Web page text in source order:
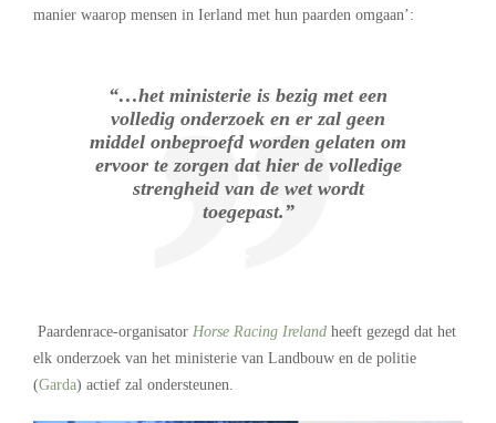
manier waarop mensen in Ierland met hun paarden omgaan’:
“…het ministerie is bezig met een
volledig onderzoek en er zal geen
middel onbeproefd worden gelaten om
ervoor te zorgen dat hier de volledige
strengheid van de wet wordt
toegepast.”
Paardenrace-organisator Horse Racing Ireland heeft gezegd dat het
elk onderzoek van het ministerie van Landbouw en de politie
(Garda) actief zal ondersteunen.